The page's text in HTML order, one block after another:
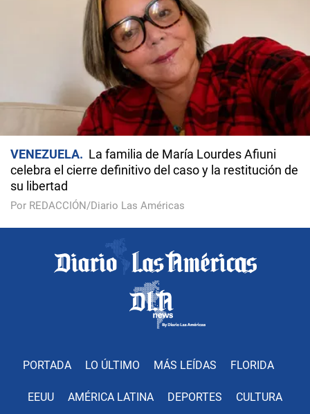
VENEZUELA
La familia de María Lourdes Afiuni
celebra el cierre definitivo del caso y la restitución de
su libertad
Por REDACCIÓN/Diario Las Américas
PORTADA LO ÚLTIMO MÁS LEÍDAS FLORIDA
EEUU AMÉRICA LATINA DEPORTES CULTURA